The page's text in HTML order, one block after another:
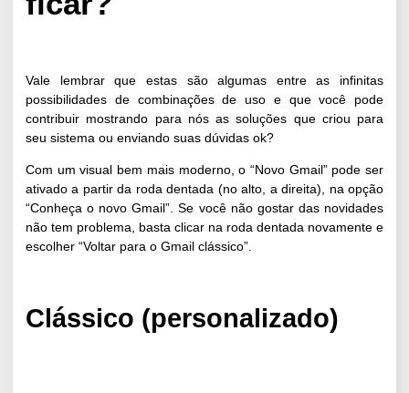
Vale lembrar que estas são algumas entre as infinitas
possibilidades de combinações de uso e que você pode
contribuir mostrando para nós as soluções que criou para
seu sistema ou enviando suas dúvidas ok?
Com um visual bem mais moderno, o “Novo Gmail” pode ser
ativado a partir da roda dentada (no alto, a direita), na opção
“Conheça o novo Gmail”. Se você não gostar das novidades
não tem problema, basta clicar na roda dentada novamente e
escolher “Voltar para o Gmail clássico”.
Clássico (personalizado)